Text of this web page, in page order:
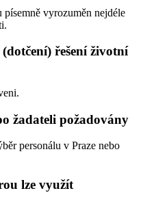
vyrozuměn nejdéle
řešení životní
žadateli požadovány
personálu v Praze nebo
lze využít